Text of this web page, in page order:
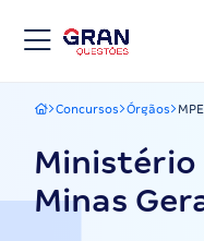
Gran Questões
Concursos Órgãos
Ministério
Minas